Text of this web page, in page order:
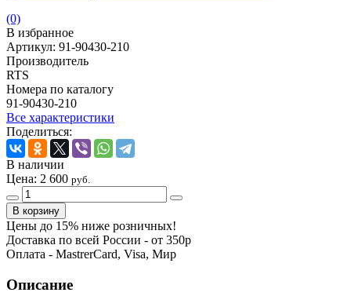
(0)
В избранное
Артикул: 91-90430-210
Производитель
RTS
Номера по каталогу
91-90430-210
Все характеристики
Поделиться:
В наличии
Цена: 2 600 руб.
Цены до 15% ниже розничных!
Доставка по всей России - от 350р
Оплата - MastrerCard, Visa, Мир
Описание